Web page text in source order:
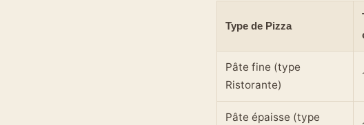
Type de Pizza
Pâte fine (type
Ristorante)
Pâte épaisse (type